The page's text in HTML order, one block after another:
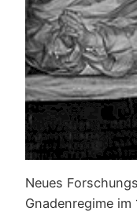
Neues
Gnadenregime im